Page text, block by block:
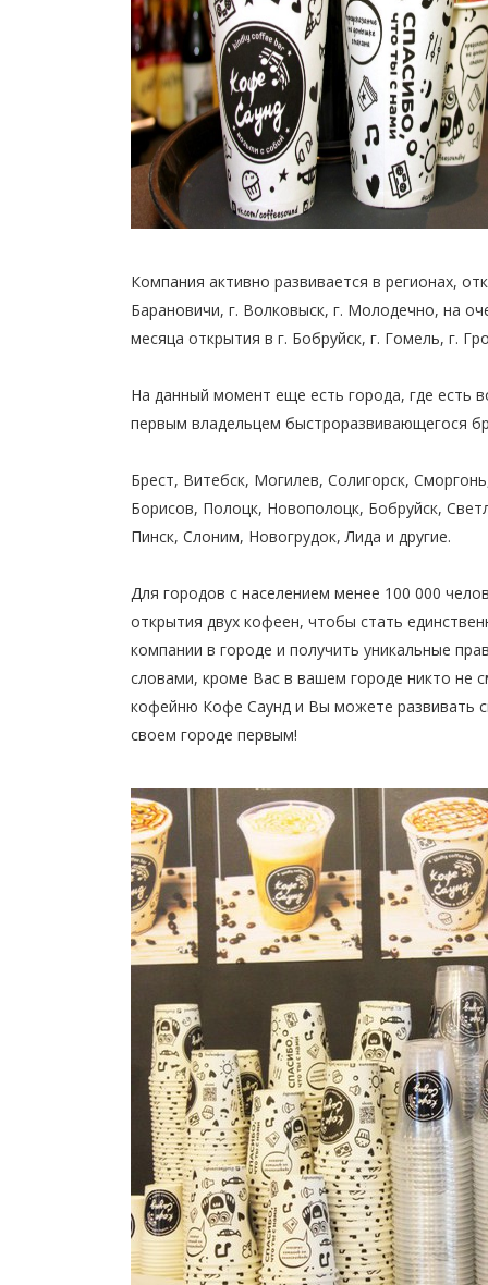
Компания активно развивается в регионах,
Барановичи, г. Волковыск, г. Молодечно, на
месяца открытия в г. Бобруйск, г. Гомель, г.
На данный момент еще есть города, где есть
первым владельцем быстроразвивающегося
Брест, Витебск, Могилев, Солигорск,
Борисов, Полоцк, Новополоцк, Бобруйск,
Пинск, Слоним, Новогрудок, Лида и другие.
Для городов с населением менее 100 000
открытия двух кофеен, чтобы стать
компании в городе и получить уникальные
словами, кроме Вас в вашем городе никто не
кофейню Кофе Саунд и Вы можете развивать
своем городе первым!